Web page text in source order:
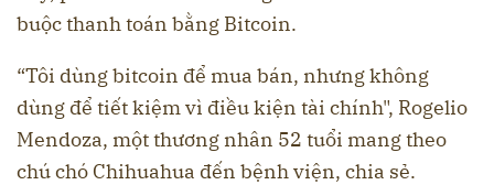
buộc thanh toán bằng Bitcoin.
“Tôi dùng bitcoin để mua bán, nhưng không
dùng để tiết kiệm vì điều kiện tài chính", Rogelio
Mendoza, một thương nhân 52 tuổi mang theo
chú chó Chihuahua đến bệnh viện, chia sẻ.